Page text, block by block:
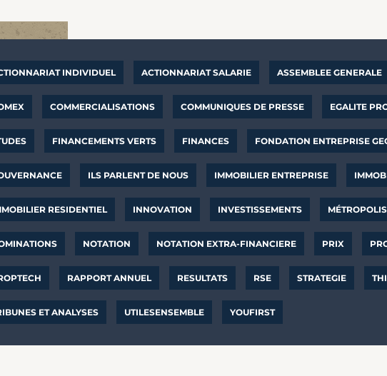
INDIVIDUEL ACTIONNARIAT SALARIE ASSEMBLEE GENERALE
COMMERCIALISATIONS COMMUNIQUES DE PRESSE EGALITE
FINANCEMENTS VERTS FINANCES FONDATION ENTREPRISE
ILS PARLENT DE NOUS IMMOBILIER ENTREPRISE
RESIDENTIEL INNOVATION INVESTISSEMENTS
NOTATION NOTATION EXTRA-FINANCIERE PRIX
RAPPORT ANNUEL RESULTATS RSE STRATEGIE
ET ANALYSES UTILESENSEMBLE YOUFIRST